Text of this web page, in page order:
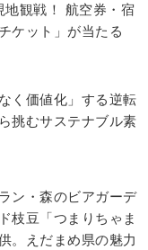
観戦！ 航空券・宿
ケット」が当たる
く価値化」する逆転
挑むサステナブル素
ン・森のビアガーデ
枝豆「つまりちゃま
。えだまめ県の魅力